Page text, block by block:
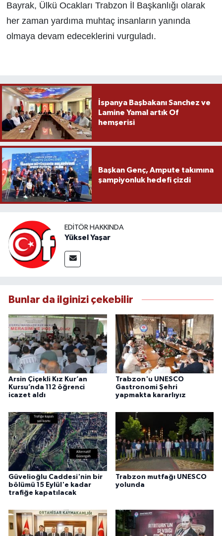
Bayrak, Ülkü Ocakları Trabzon İl Başkanlığı olarak
her zaman yardıma muhtaç insanların yanında
olmaya devam edeceklerini vurguladı.
İspanya Başbakanı Sanchez ve
Lamine Yamal artık Of
hemşerisi
Başkan Genç, Ampute takımına
şampiyonluk hedefi çizdi
EDITÖR HAKKINDA
Yüksel Yaşar
Bunlar da ilginizi çekebilir
Arsin Çiçekli Kız Kur’an
Kursu’nda 112 öğrenci
icazet aldı
Trabzon'u UNESCO
Gastronomi Şehri
yapmakta kararlıyız
Güvelioğlu Caddesi'nin bir
bölümü 15 Eylül'e kadar
trafiğe kapatılacak
Trabzon mutfağı UNESCO
yolunda